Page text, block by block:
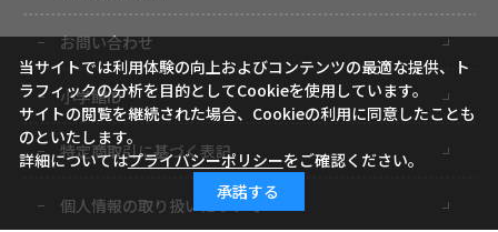
お問い合わせ
小学館ID
特定商取引に基づく表記
個人情報の取り扱いについて
当サイトでは利用体験の向上およびコンテンツの最適な提供、ト
ラフィックの分析を目的としてCookieを使用しています。
サイトの閲覧を継続された場合、Cookieの利用に同意したことも
のといたします。
詳細についてはプライバシーポリシーをご確認ください。
承諾する